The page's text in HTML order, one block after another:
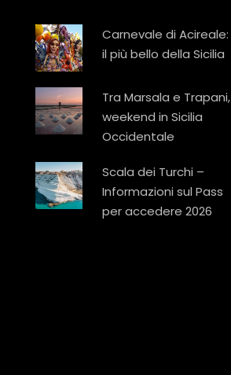
Carnevale di Acireale:
il più bello della Sicilia
Tra Marsala e Trapani,
weekend in Sicilia
Occidentale
Scala dei Turchi –
Informazioni sul Pass
per accedere 2026